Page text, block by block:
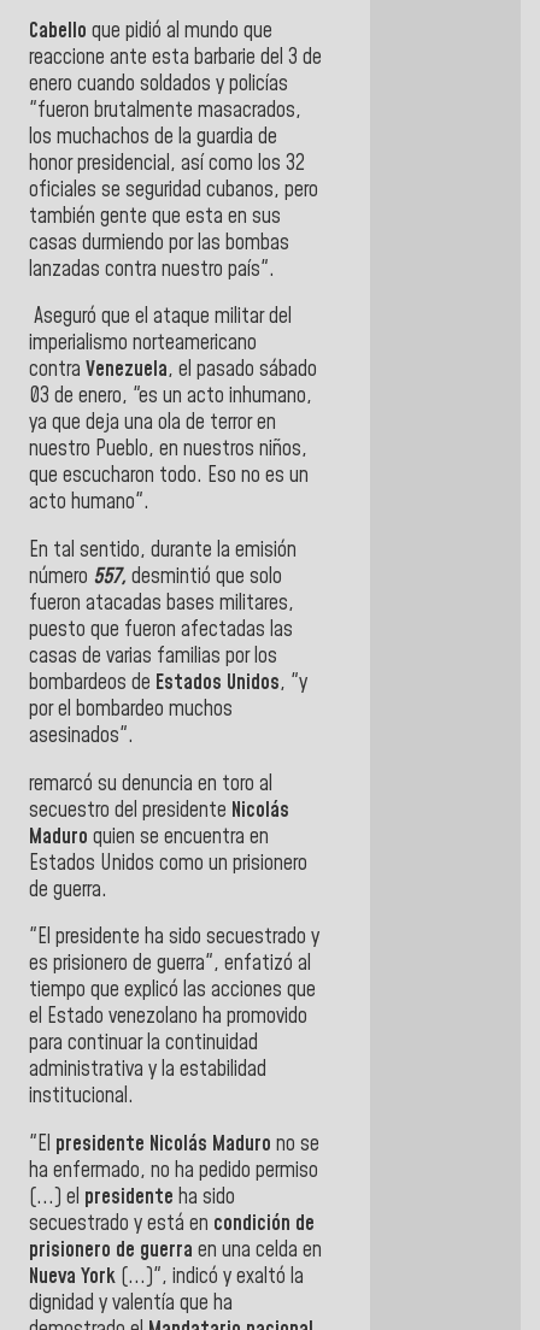
Cabello que pidió al mundo que
reaccione ante esta barbarie del 3 de
enero cuando soldados y policías
"fueron brutalmente masacrados,
los muchachos de la guardia de
honor presidencial, así como los 32
oficiales se seguridad cubanos, pero
también gente que esta en sus
casas durmiendo por las bombas
lanzadas contra nuestro país".
Aseguró que el ataque militar del
imperialismo norteamericano
contra Venezuela, el pasado sábado
03 de enero, "es un acto inhumano,
ya que deja una ola de terror en
nuestro Pueblo, en nuestros niños,
que escucharon todo. Eso no es un
acto humano".
En tal sentido, durante la emisión
número 557, desmintió que solo
fueron atacadas bases militares,
puesto que fueron afectadas las
casas de varias familias por los
bombardeos de Estados Unidos, "y
por el bombardeo muchos
asesinados".
remarcó su denuncia en toro al
secuestro del presidente Nicolás
Maduro quien se encuentra en
Estados Unidos como un prisionero
de guerra.
"El presidente ha sido secuestrado y
es prisionero de guerra", enfatizó al
tiempo que explicó las acciones que
el Estado venezolano ha promovido
para continuar la continuidad
administrativa y la estabilidad
institucional.
"El presidente Nicolás Maduro no se
ha enfermado, no ha pedido permiso
(...) el presidente ha sido
secuestrado y está en condición de
prisionero de guerra en una celda en
Nueva York (...)", indicó y exaltó la
dignidad y valentía que ha